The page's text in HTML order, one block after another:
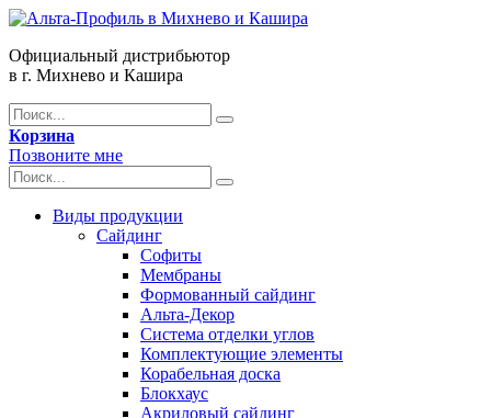
Официальный дистрибьютор
в г. Михнево и Кашира
Корзина
Позвоните мне
Виды продукции
Сайдинг
Софиты
Мембраны
Формованный сайдинг
Альта-Декор
Система отделки углов
Комплектующие элементы
Корабельная доска
Блокхаус
Акриловый сайдинг